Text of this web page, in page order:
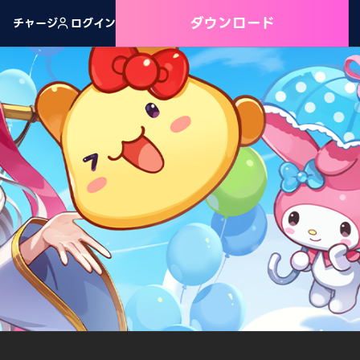
チャージ ログイン ダウンロード